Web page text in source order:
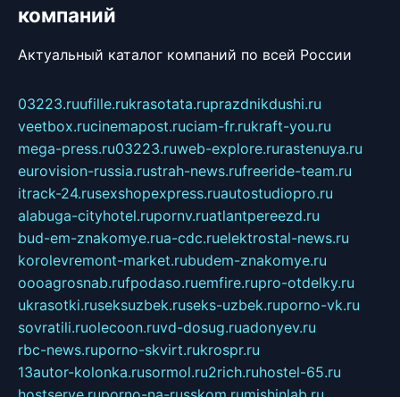
компаний
Актуальный каталог компаний по всей России
03223.ruufille.rukrasotata.ruprazdnikdushi.ru
veetbox.rucinemapost.ruciam-fr.rukraft-you.ru
mega-press.ru03223.ruweb-explore.rurastenuya.ru
eurovision-russia.rustrah-news.rufreeride-team.ru
itrack-24.rusexshopexpress.ruautostudiopro.ru
alabuga-cityhotel.rupornv.ruatlantpereezd.ru
bud-em-znakomye.rua-cdc.ruelektrostal-news.ru
korolevremont-market.rubudem-znakomye.ru
oooagrosnab.rufpodaso.ruemfire.rupro-otdelky.ru
ukrasotki.ruseksuzbek.ruseks-uzbek.ruporno-vk.ru
sovratili.ruolecoon.ruvd-dosug.ruadonyev.ru
rbc-news.ruporno-skvirt.rukrospr.ru
13autor-kolonka.rusormol.ru2rich.ruhostel-65.ru